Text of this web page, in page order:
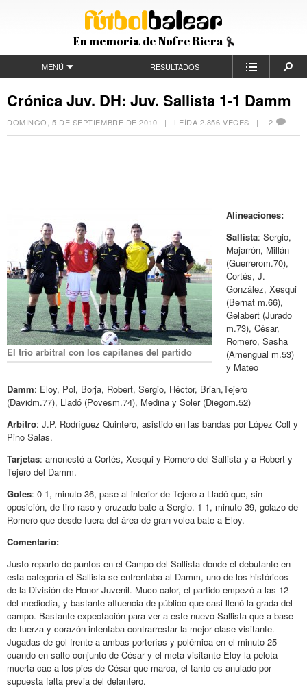
En memoria de Nofre Riera
MENÚ RESULTADOS
Crónica Juv. DH: Juv. Sallista 1-1 Damm
DOMINGO, 5 DE SEPTIEMBRE DE 2010 | LEÍDA 2.856 VECES |2
El trío arbitral con los capitanes del partido
Alineaciones:
Sallista: Sergio,
Majarrón, Millán
(Guerrerom.70),
Cortés, J.
González, Xesqui
(Bernat m.66),
Gelabert (Jurado
m.73), César,
Romero, Sasha
(Amengual m.53)
y Mateo
Damm: Eloy, Pol, Borja, Robert, Sergio, Héctor, Brian,Tejero
(Davidm.77), Lladó (Povesm.74), Medina y Soler (Diegom.52)
Arbitro: J.P. Rodríguez Quintero, asistido en las bandas por López Coll y
Pino Salas.
Tarjetas: amonestó a Cortés, Xesqui y Romero del Sallista y a Robert y
Tejero del Damm.
Goles: 0-1, minuto 36, pase al interior de Tejero a Lladó que, sin
oposición, de tiro raso y cruzado bate a Sergio. 1-1, minuto 39, golazo de
Romero que desde fuera del área de gran volea bate a Eloy.
Comentario:
Justo reparto de puntos en el Campo del Sallista donde el debutante en
esta categoría el Sallista se enfrentaba al Damm, uno de los históricos
de la División de Honor Juvenil. Muco calor, el partido empezó a las 12
del mediodía, y bastante afluencia de público que casi llenó la grada del
campo. Bastante expectación para ver a este nuevo Sallista que a base
de fuerza y corazón intentaba contrarrestar la mejor clase visitante.
Jugadas de gol frente a ambas porterías y polémica en el minuto 25
cuando en salto conjunto de César y el meta visitante Eloy la pelota
muerta cae a los pies de César que marca, el tanto es anulado por
supuesta falta previa del delantero.